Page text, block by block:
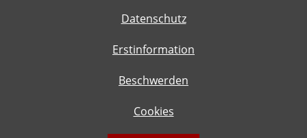
Datenschutz
Erstinformation
Beschwerden
Cookies